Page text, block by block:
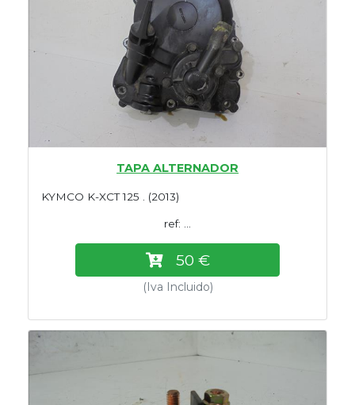
TAPA ALTERNADOR
KYMCO K-XCT 125 . (2013)
ref: ...
50 €
(Iva Incluido)